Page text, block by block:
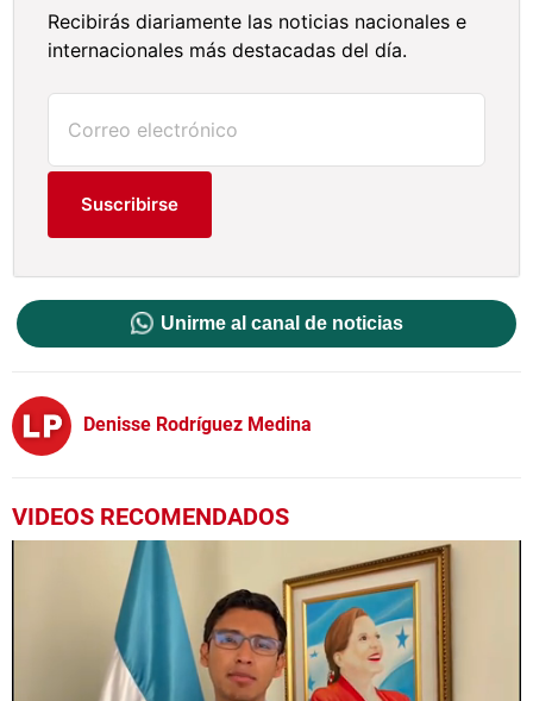
Recibirás diariamente las noticias nacionales e
internacionales más destacadas del día.
Suscribirse
Unirme al canal de noticias
Denisse Rodríguez Medina
VIDEOS RECOMENDADOS